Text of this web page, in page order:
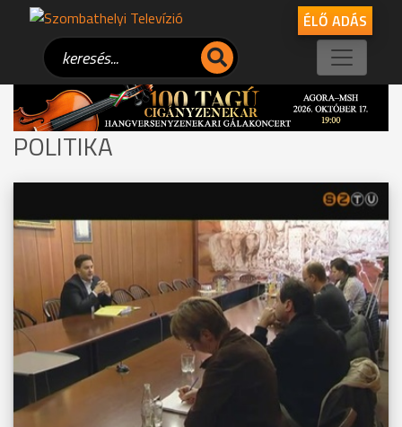
ÉLŐ ADÁS
POLITIKA